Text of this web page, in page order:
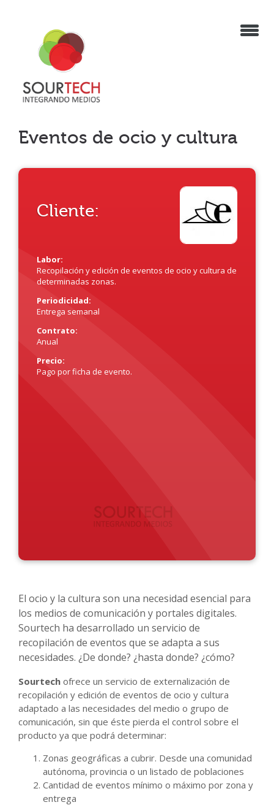
Eventos de ocio y cultura
Cliente:
Labor:
Recopilación y edición de eventos de ocio y cultura de
determinadas zonas.
Periodicidad:
Entrega semanal
Contrato:
Anual
Precio:
Pago por ficha de evento.
El ocio y la cultura son una necesidad esencial para
los medios de comunicación y portales digitales.
Sourtech ha desarrollado un servicio de
recopilación de eventos que se adapta a sus
necesidades. ¿De donde? ¿hasta donde? ¿cómo?
Sourtech ofrece un servicio de externalización de
recopilación y edición de eventos de ocio y cultura
adaptado a las necesidades del medio o grupo de
comunicación, sin que éste pierda el control sobre el
producto ya que podrá determinar:
Zonas geográficas a cubrir. Desde una comunidad
autónoma, provincia o un listado de poblaciones
Cantidad de eventos mínimo o máximo por zona y
entrega